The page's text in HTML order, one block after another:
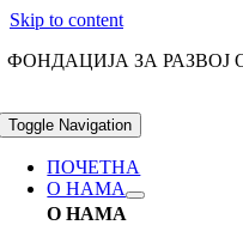
Skip to content
ФОНДАЦИЈА ЗА РАЗВОЈ
Toggle Navigation
ПОЧЕТНА
О НАМА
О НАМА